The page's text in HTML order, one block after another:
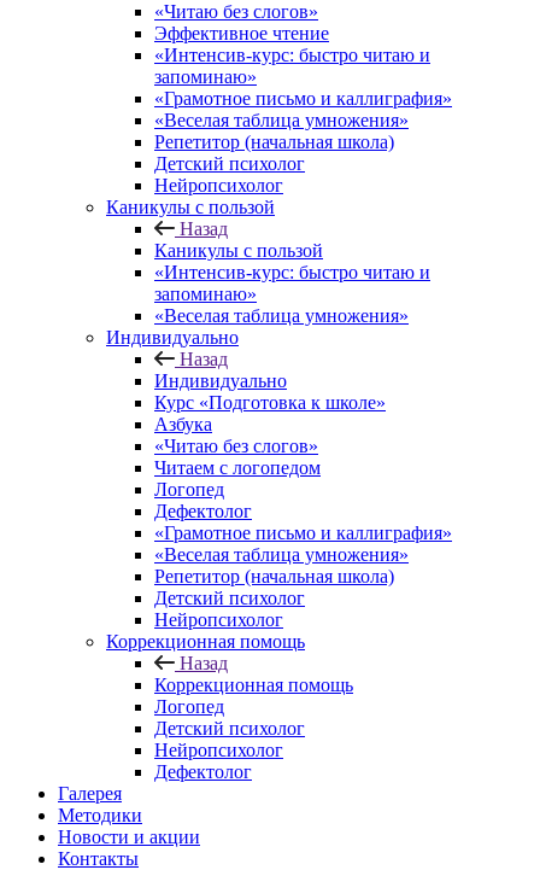
«Читаю без слогов»
Эффективное чтение
«Интенсив-курс: быстро читаю и
запоминаю»
«Грамотное письмо и каллиграфия»
«Веселая таблица умножения»
Репетитор (начальная школа)
Детский психолог
Нейропсихолог
Каникулы с пользой
Назад
Каникулы с пользой
«Интенсив-курс: быстро читаю и
запоминаю»
«Веселая таблица умножения»
Индивидуально
Назад
Индивидуально
Курс «Подготовка к школе»
Азбука
«Читаю без слогов»
Читаем с логопедом
Логопед
Дефектолог
«Грамотное письмо и каллиграфия»
«Веселая таблица умножения»
Репетитор (начальная школа)
Детский психолог
Нейропсихолог
Коррекционная помощь
Назад
Коррекционная помощь
Логопед
Детский психолог
Нейропсихолог
Дефектолог
Галерея
Методики
Новости и акции
Контакты